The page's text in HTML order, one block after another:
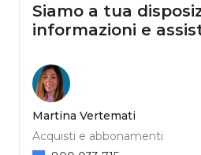
Siamo a tua
informazioni e
Martina Vertemati
Acquisti e abbonamenti